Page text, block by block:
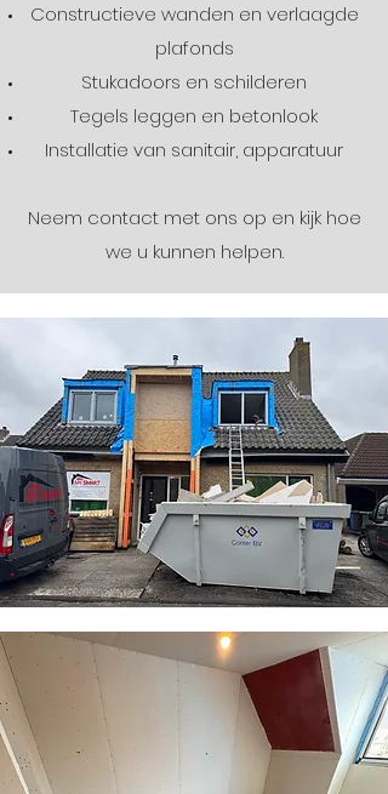
Constructieve wanden en verlaagde
plafonds
Stukadoors en schilderen
Tegels leggen en betonlook
Installatie van sanitair, apparatuur
Neem contact met ons op en kijk hoe
we u kunnen helpen.